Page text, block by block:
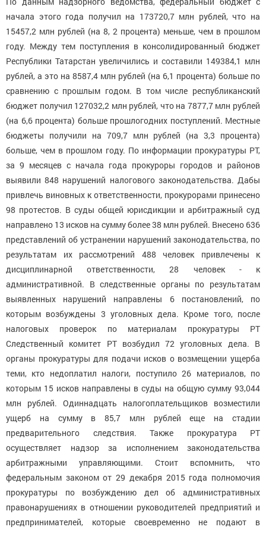
начала этого года получил на 173720,7 млн рублей, что на
15457,2 млн рублей (на 8, 2 процента) меньше, чем в прошлом
году. Между тем поступления в консолидированный бюджет
Республики Татарстан увеличились и составили 149384,1 млн
рублей, а это на 8587,4 млн рублей (на 6,1 процента) больше по
сравнению с прошлым годом. В том числе республиканский
бюджет получил 127032,2 млн рублей, что на 7877,7 млн рублей
(на 6,6 процента) больше прошлогодних поступлений. Местные
бюджеты получили на 709,7 млн рублей (на 3,3 процента)
больше, чем в прошлом году. По информации прокуратуры РТ,
за 9 месяцев с начала года прокуроры городов и районов
выявили 848 нарушений налогового законодательства. Дабы
привлечь виновных к ответственности, прокурорами принесено
98 протестов. В суды общей юрисдикции и арбитражный суд
направлено 13 исков на сумму более 38 млн рублей. Внесено 636
представлений об устранении нарушений законодательства, по
результатам их рассмотрений 488 человек привлечены к
дисциплинарной ответственности, 28 человек - к
административной. В следственные органы по результатам
выявленных нарушений направлены 6 постановлений, по
которым возбуждены 3 уголовных дела. Кроме того, после
налоговых проверок по материалам прокуратуры РТ
Следственный комитет РТ возбудил 72 уголовных дела. В
органы прокуратуры для подачи исков о возмещении ущерба
теми, кто недоплатил налоги, поступило 26 материалов, по
которым 15 исков направлены в суды на общую сумму 93,044
млн рублей. Одиннадцать налогоплательщиков возместили
ущерб на сумму в 85,7 млн рублей еще на стадии
предварительного следствия. Также прокуратура РТ
осуществляет надзор за исполнением законодательства
арбитражными управляющими. Стоит вспомнить, что
федеральным законом от 29 декабря 2015 года полномочия
прокуратуры по возбуждению дел об административных
правонарушениях в отношении руководителей предприятий и
предпринимателей, которые своевременно не подают в